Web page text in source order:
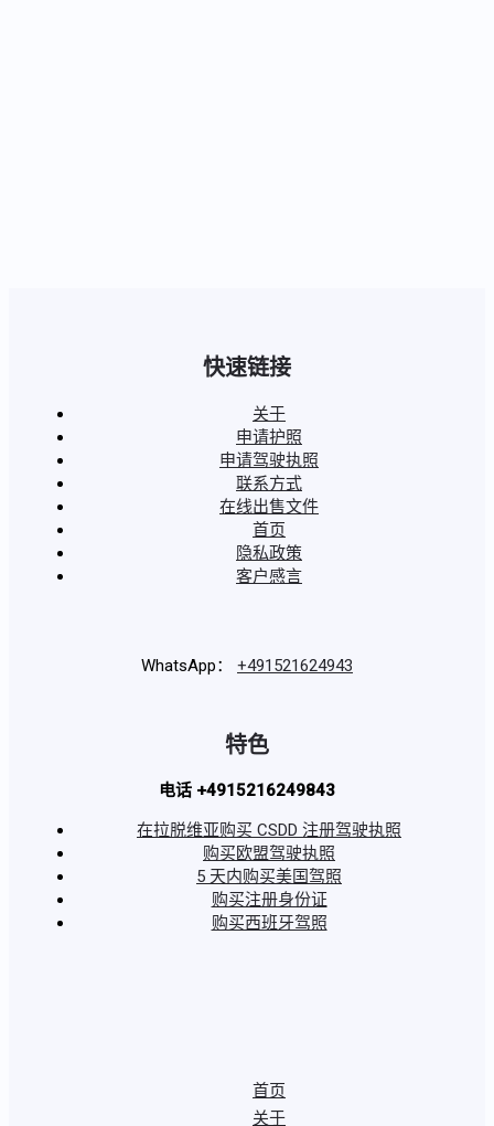
快速链接
关于
申请护照
申请驾驶执照
联系方式
在线出售文件
首页
隐私政策
客户感言
WhatsApp： +491521624943
特色
电话 +4915216249843
在拉脱维亚购买 CSDD 注册驾驶执照
购买欧盟驾驶执照
5 天内购买美国驾照
购买注册身份证
购买西班牙驾照
首页
关于